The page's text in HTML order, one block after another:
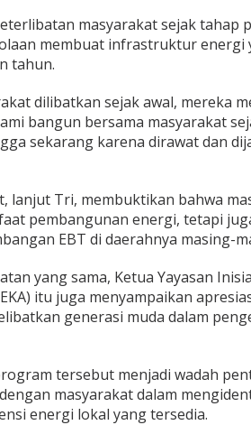
masyarakat sejak tahap
membuat infrastruktur energi
tahun.
dilibatkan sejak awal, mereka
bangun bersama masyarakat
sekarang karena dirawat dan
lanjut Tri, membuktikan bahwa
pembangunan energi, tetapi
EBT di daerahnya masing-
yang sama, Ketua Yayasan
itu juga menyampaikan
generasi muda dalam
tersebut menjadi wadah
masyarakat dalam
energi lokal yang tersedia.